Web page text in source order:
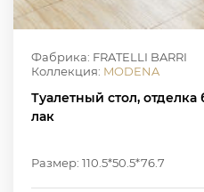
Фабрика: FRATELLI BARRI
Коллекция: MODENA
Туалетный стол,
лак
Размер: 110.5*50.5*76.7